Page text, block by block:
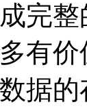
完
有
据